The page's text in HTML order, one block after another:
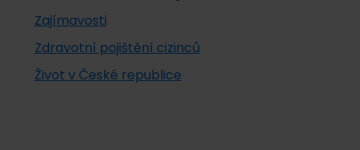
Zajímavosti
Zdravotní pojištění cizinců
Život v České republice